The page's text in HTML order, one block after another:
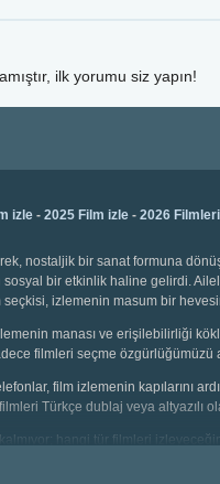
ilk yorumu siz yapın!
izle - 2025 Film izle - 2026
nostaljik bir sanat formuna
bir etkinlik haline gelirdi.
seçkisi, izlemenin masum bir
manası ve erişilebilirliği
filmleri seçme
film izlemenin kapılarını
Türkçe dublaj veya altyazılı
kalmıyor; hangi tür filmleri
Çocuklar için animasyonlar,